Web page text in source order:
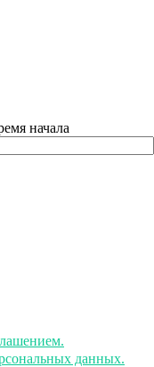
начала
данных.